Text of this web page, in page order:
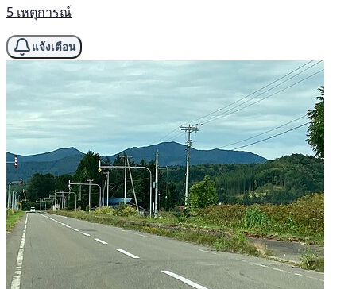
5 เหตุการณ์
แจ้งเตือน